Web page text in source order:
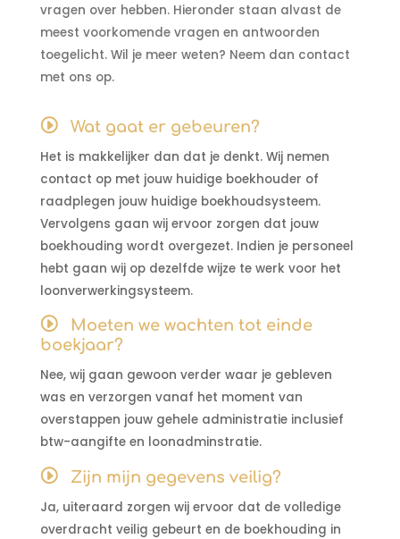
vragen over hebben. Hieronder staan alvast de
meest voorkomende vragen en antwoorden
toegelicht. Wil je meer weten? Neem dan contact
met ons op.
Wat gaat er gebeuren?
Het is makkelijker dan dat je denkt. Wij nemen
contact op met jouw huidige boekhouder of
raadplegen jouw huidige boekhoudsysteem.
Vervolgens gaan wij ervoor zorgen dat jouw
boekhouding wordt overgezet. Indien je personeel
hebt gaan wij op dezelfde wijze te werk voor het
loonverwerkingsysteem.
Moeten we wachten tot einde
boekjaar?
Nee, wij gaan gewoon verder waar je gebleven
was en verzorgen vanaf het moment van
overstappen jouw gehele administratie inclusief
btw-aangifte en loonadminstratie.
Zijn mijn gegevens veilig?
Ja, uiteraard zorgen wij ervoor dat de volledige
overdracht veilig gebeurt en de boekhouding in